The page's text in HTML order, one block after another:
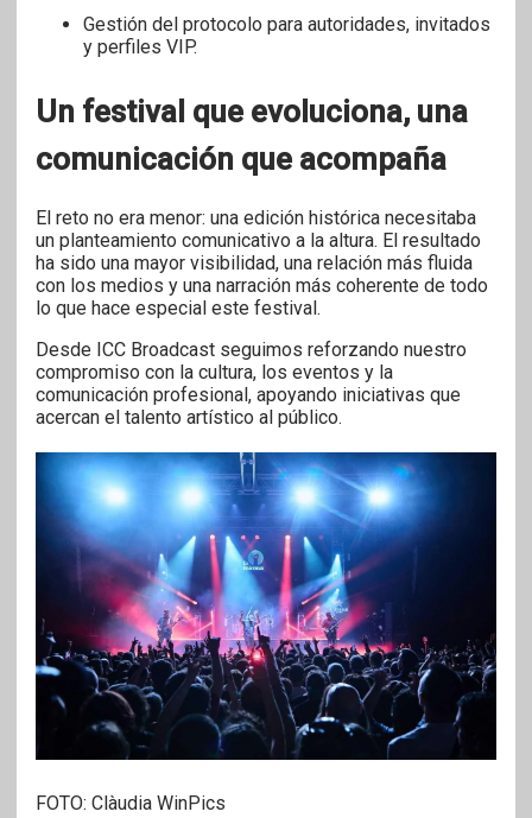
Gestión del protocolo para autoridades, invitados
y perfiles VIP.
Un festival que evoluciona, una
comunicación que acompaña
El reto no era menor: una edición histórica necesitaba
un planteamiento comunicativo a la altura. El resultado
ha sido una mayor visibilidad, una relación más fluida
con los medios y una narración más coherente de todo
lo que hace especial este festival.
Desde ICC Broadcast seguimos reforzando nuestro
compromiso con la cultura, los eventos y la
comunicación profesional, apoyando iniciativas que
acercan el talento artístico al público.
FOTO: Clàudia WinPics